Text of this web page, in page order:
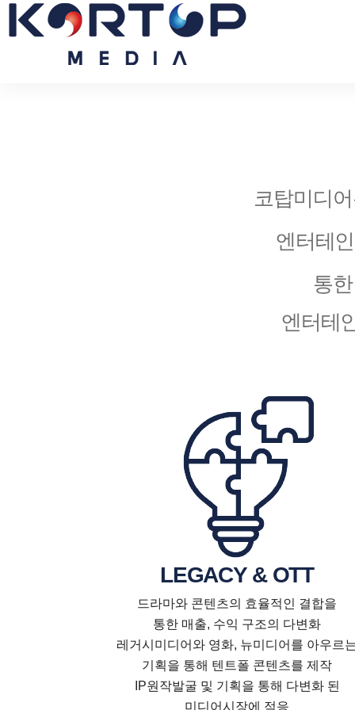
코탑미디
엔터테
통
엔터테
LEGACY & OTT
드라마와 콘텐츠의 효율적인 결합을
통한 매출, 수익 구조의 다변화
레거시미디어와 영화, 뉴미디어를 아우르
기획을 통해 텐트폴 콘텐츠를 제작
IP원작발굴 및 기획을 통해 다변화 된
미디어시장에 적응